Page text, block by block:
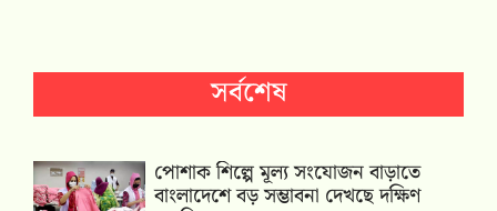
সর্বশেষ
পোশাক শিল্পে মূল্য সংযোজন বাড়াতে
বাংলাদেশে বড় সম্ভাবনা দেখছে দক্ষিণ